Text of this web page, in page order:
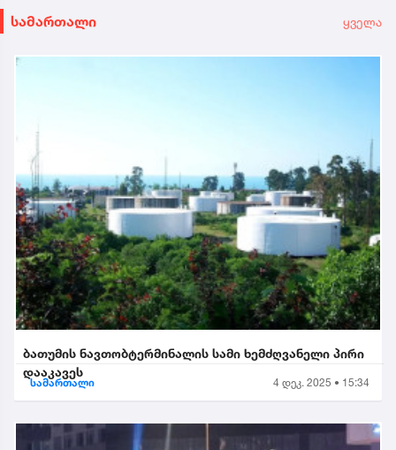
სამართალი ყველა
ბათუმის ნავთობტერმინალის სამი ხემძღვანელი პირი
დააკავეს
სამართალი 4 დეკ. 2025 • 15:34